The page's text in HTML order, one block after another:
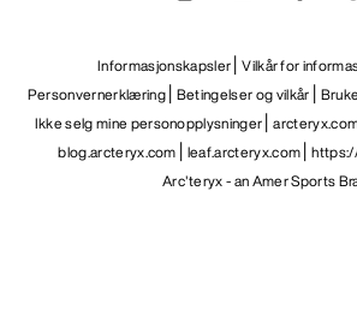
Informasjonskapsler Vilkår for
Personvernerklæring Betingelser og vilkår
Ikke selg mine personopplysninger
blog.arcteryx.com leaf.arcteryx.com
Arc'teryx - an Amer Sports